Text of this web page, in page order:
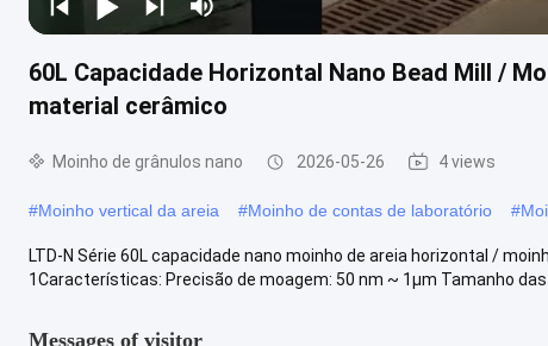
60L Capacidade Horizontal Nano Bead Mill /
material cerâmico
Moinho de grânulos nano 2026-05-26 4 views
#Moinho vertical da areia #Moinho de contas de laboratório #
LTD-N Série 60L capacidade nano moinho de areia horizontal /
1Características: Precisão de moagem: 50 nm ~ 1μm Tamanho das
Messages of visitor